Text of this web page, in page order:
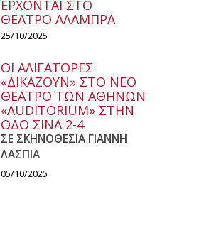
ΕΡΧΟΝΤΑΙ ΣΤΟ
ΘΕΑΤΡΟ ΑΛΑΜΠΡΑ
25/10/2025
ΟΙ ΑΛΙΓΑΤΟΡΕΣ
«ΔΙΚΑΖΟΥΝ» ΣΤΟ ΝΕΟ
ΘΕΑΤΡΟ ΤΩΝ ΑΘΗΝΩΝ
«AUDITORIUM» ΣΤΗΝ
ΟΔΟ ΣΙΝΑ 2-4
ΣΕ ΣΚΗΝΟΘΕΣΙΑ ΓΙΑΝΝΗ
ΛΑΣΠΙΑ
05/10/2025